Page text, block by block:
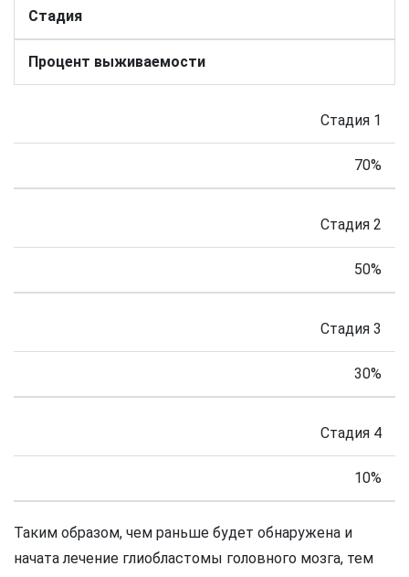
Стадия
Процент выживаемости
Стадия 1
70%
Стадия 2
50%
Стадия 3
30%
Стадия 4
10%
Таким образом, чем раньше будет обнаружена и
начата лечение глиобластомы головного мозга, тем